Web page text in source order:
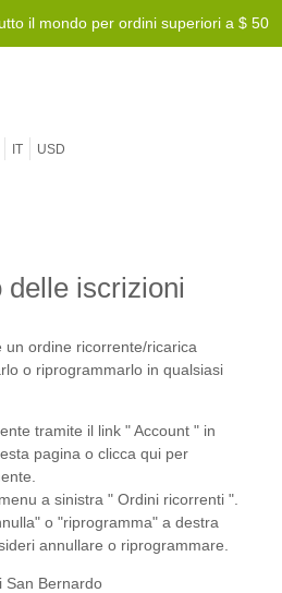
il mondo per ordini superiori a $ 50
IT USD
delle iscrizioni
un ordine ricorrente/ricarica
o riprogrammarlo in qualsiasi
tramite il link "Account " in
pagina o clicca qui per
a sinistra " Ordini ricorrenti ".
o "riprogramma" a destra
annullare o riprogrammare.
San Bernardo